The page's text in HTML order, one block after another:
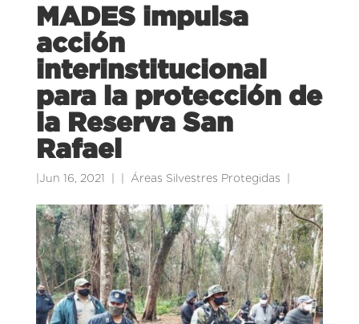
MADES impulsa
acción
interinstitucional
para la protección de
la Reserva San
Rafael
Jun 16, 2021 Áreas Silvestres Protegidas